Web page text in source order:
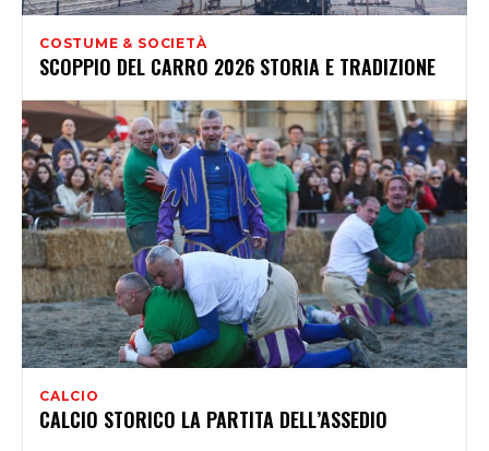
COSTUME & SOCIETÀ
SCOPPIO DEL CARRO 2026 STORIA E TRADIZIONE
CALCIO
CALCIO STORICO LA PARTITA DELL’ASSEDIO